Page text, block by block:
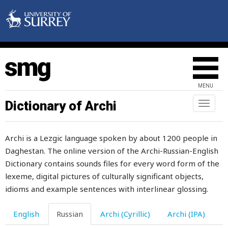
MENU
Toggle
Dictionary of Archi
Archi is a Lezgic language spoken by about 1200 people in
Daghestan. The online version of the Archi-Russian-English
Dictionary contains sounds files for every word form of the
lexeme, digital pictures of culturally significant objects,
idioms and example sentences with interlinear glossing.
English Russian Archi (Cyrillic) Archi (IPA)
характер
хвалиться
хвастаться
хватать
хворост
хвост